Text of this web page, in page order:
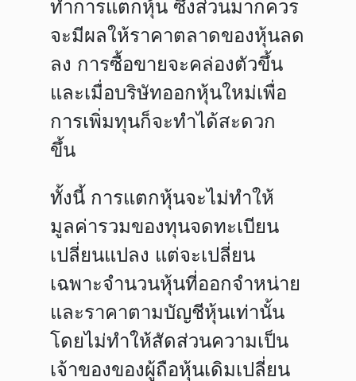
ทำการแตกหุ้น ซึ่งส่วนมากควร
จะมีผลให้ราคาตลาดของหุ้นลด
ลง การซื้อขายจะคล่องตัวขึ้น
และเมื่อบริษัทออกหุ้นใหม่เพื่อ
การเพิ่มทุนก็จะทำได้สะดวก
ขึ้น
ทั้งนี้ การแตกหุ้นจะไม่ทำให้
มูลค่ารวมของทุนจดทะเบียน
เปลี่ยนแปลง แต่จะเปลี่ยน
เฉพาะจำนวนหุ้นที่ออกจำหน่าย
และราคาตามบัญชีหุ้นเท่านั้น
โดยไม่ทำให้สัดส่วนความเป็น
เจ้าของของผู้ถือหุ้นเดิมเปลี่ยน